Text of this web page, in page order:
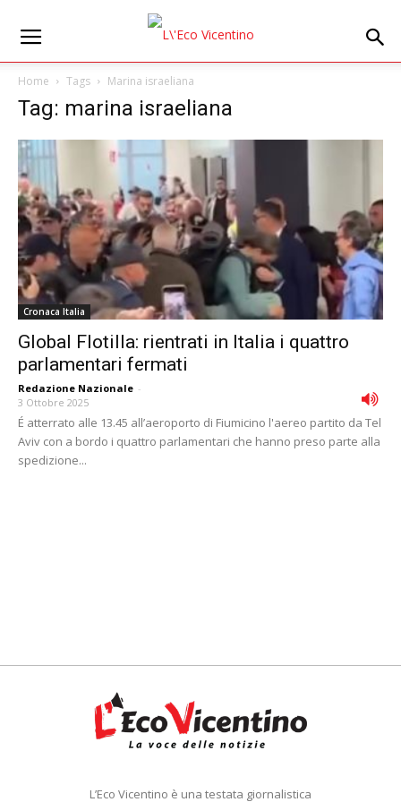
Home Tags Marina israeliana
Tag: marina israeliana
Cronaca Italia
Global Flotilla: rientrati in Italia i quattro
parlamentari fermati
Redazione Nazionale -
3 Ottobre 2025
É atterrato alle 13.45 all’aeroporto di Fiumicino l'aereo partito da Tel
Aviv con a bordo i quattro parlamentari che hanno preso parte alla
spedizione...
L’Eco Vicentino è una testata giornalistica